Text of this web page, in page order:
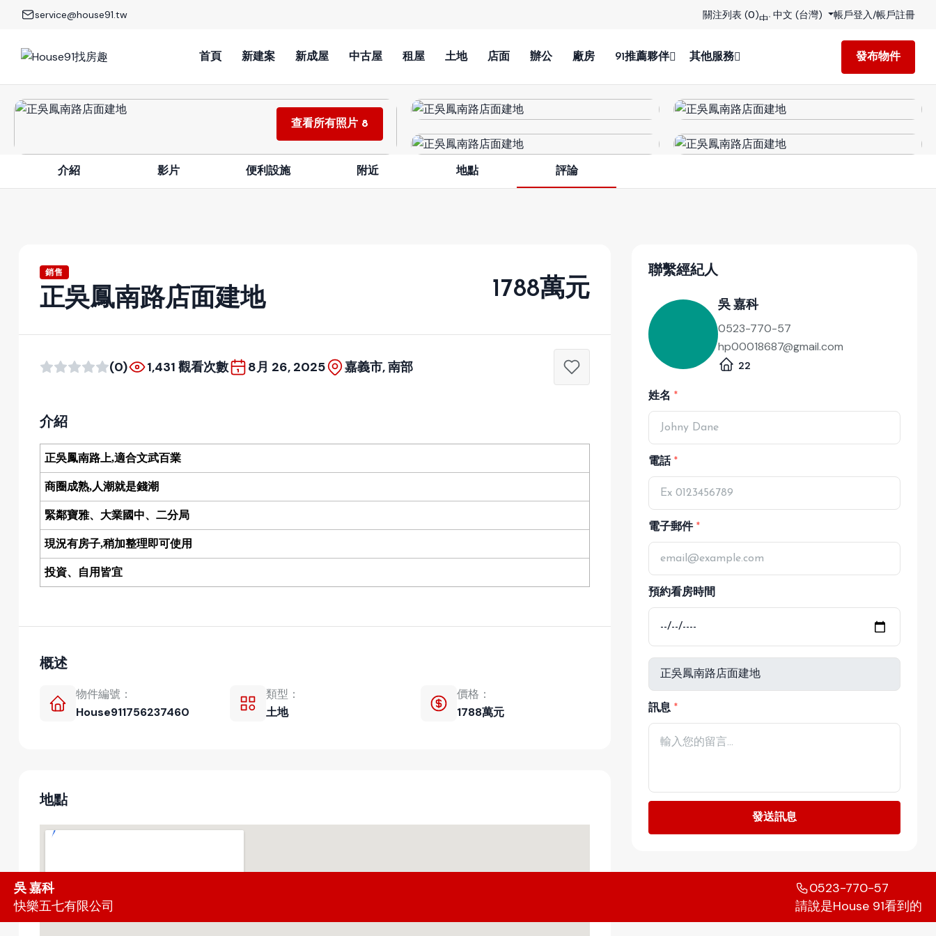
service@house91.tw 關注列表 (0) 中文 (台灣) 帳戶登入/帳戶註冊
首頁 新建案 新成屋 中古屋 租屋 土地 店面 辦公 廠房 91推薦夥伴 其他服務 發布物件
查看所有照片 8
介紹 影片 便利設施 附近 地點 評論
銷售
正吳鳳南路店面建地 1788萬元
(0) 1,431 觀看次數 8月 26, 2025 嘉義市, 南部
介紹
正吳鳳南路上,適合文武百業
商圈成熟,人潮就是錢潮
緊鄰寶雅、大業國中、二分局
現況有房子,稍加整理即可使用
投資、自用皆宜
概述
物件編號：
House911756237460
類型：
土地
價格：
1788萬元
地點
聯繫經紀人
吳 嘉科
0523-770-57
hp00018687@gmail.com
22
姓名
電話
電子郵件
預約看房時間
訊息
發送訊息
吳 嘉科
快樂五七有限公司
0523-770-57
請說是House 91看到的